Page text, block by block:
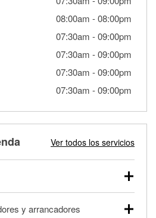
08:00am -08:00pm
07:30am -09:00pm
07:30am -09:00pm
07:30am -09:00pm
07:30am -09:00pm
Ver todos los servicios
vehículos comerciales y
y arrancadores